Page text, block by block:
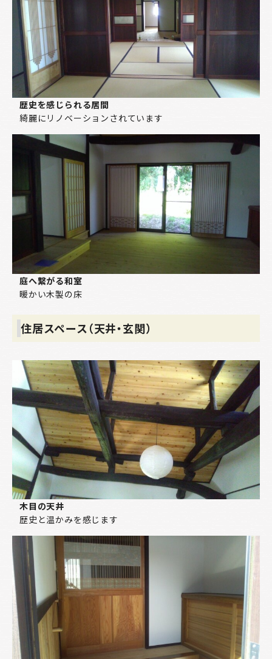
歴史を感じられる居間
綺麗にリノベーションされています
庭へ繋がる和室
暖かい木製の床
住居スペース（天井・玄関）
木目の天井
歴史と温かみを感じます